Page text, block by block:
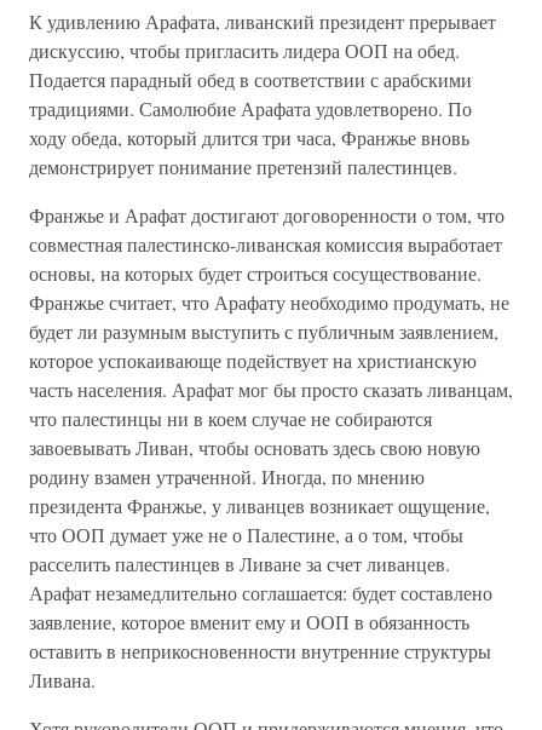
К удивлению Арафата, ливанский президент прерывает
дискуссию, чтобы пригласить лидера ООП на обед.
Подается парадный обед в соответствии с арабскими
традициями. Самолюбие Арафата удовлетворено. По
ходу обеда, который длится три часа, Франжье вновь
демонстрирует понимание претензий палестинцев.
Франжье и Арафат достигают договоренности о том, что
совместная палестинско-ливанская комиссия выработает
основы, на которых будет строиться сосуществование.
Франжье считает, что Арафату необходимо продумать, не
будет ли разумным выступить с публичным заявлением,
которое успокаивающе подействует на христианскую
часть населения. Арафат мог бы просто сказать ливанцам,
что палестинцы ни в коем случае не собираются
завоевывать Ливан, чтобы основать здесь свою новую
родину взамен утраченной. Иногда, по мнению
президента Франжье, у ливанцев возникает ощущение,
что ООП думает уже не о Палестине, а о том, чтобы
расселить палестинцев в Ливане за счет ливанцев.
Арафат незамедлительно соглашается: будет составлено
заявление, которое вменит ему и ООП в обязанность
оставить в неприкосновенности внутренние структуры
Ливана.